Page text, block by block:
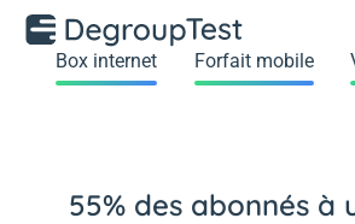
Box internet Forfait mobile
55% des abonnés à